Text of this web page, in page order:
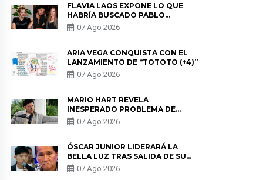
FLAVIA LAOS EXPONE LO QUE
HABRÍA BUSCADO PABLO
HEREDIA CON ALE FULLER: “UNA
DE LAS PARTES QUERÍA EL
07 Ago 2026
ARIA VEGA CONQUISTA CON EL
LANZAMIENTO DE “TOTOTO (+4)”
07 Ago 2026
MARIO HART REVELA
INESPERADO PROBLEMA DE
SALUD ANTES DE SEPARARSE DE
KORINA: “ME ENCONTRARON UN
07 Ago 2026
ÓSCAR JUNIOR LIDERARÁ LA
BELLA LUZ TRAS SALIDA DE SU
PADRE POR POLÉMICA CON
NALDY SALDAÑA
07 Ago 2026